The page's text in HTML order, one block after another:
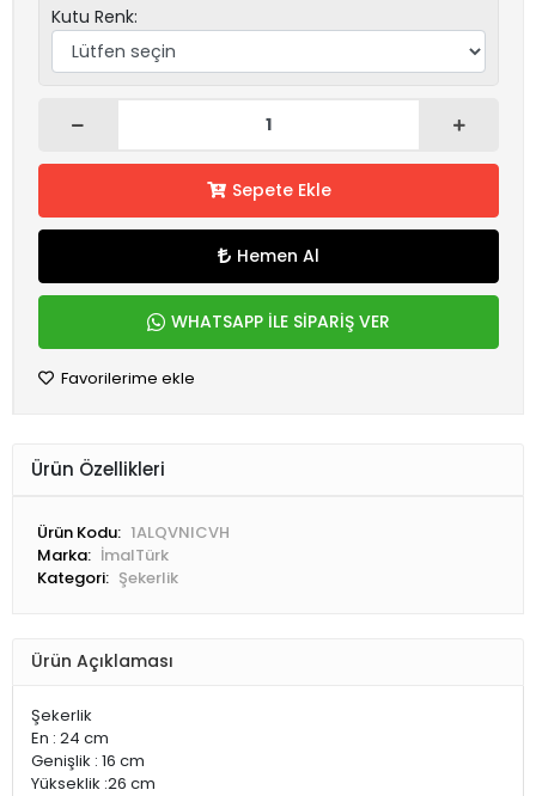
Kutu Renk:
Sepete Ekle
Hemen Al
WHATSAPP İLE SİPARİŞ VER
Favorilerime ekle
Ürün Özellikleri
Ürün Kodu: 1ALQVNICVH
Marka: İmalTürk
Kategori: Şekerlik
Ürün Açıklaması
Şekerlik
En : 24 cm
Genişlik : 16 cm
Yükseklik :26 cm